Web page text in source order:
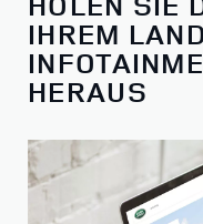
IHREM
HERAUS